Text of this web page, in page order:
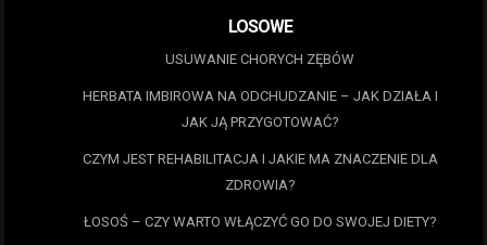
LOSOWE
USUWANIE CHORYCH ZĘBÓW
HERBATA IMBIROWA NA ODCHUDZANIE – JAK DZIAŁA I
JAK JĄ PRZYGOTOWAĆ?
CZYM JEST REHABILITACJA I JAKIE MA ZNACZENIE DLA
ZDROWIA?
ŁOSOŚ – CZY WARTO WŁĄCZYĆ GO DO SWOJEJ DIETY?